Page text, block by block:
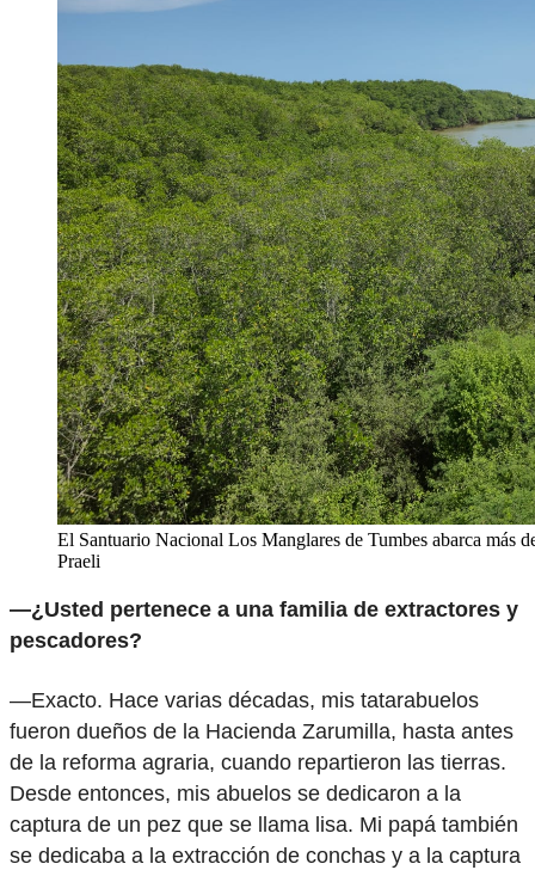
El Santuario Nacional Los Manglares de Tumbes abarca más
Praeli
—¿Usted pertenece a una familia de extractores y
pescadores?
—Exacto. Hace varias décadas, mis tatarabuelos
fueron dueños de la Hacienda Zarumilla, hasta antes
de la reforma agraria, cuando repartieron las tierras.
Desde entonces, mis abuelos se dedicaron a la
captura de un pez que se llama lisa. Mi papá también
se dedicaba a la extracción de conchas y a la captura